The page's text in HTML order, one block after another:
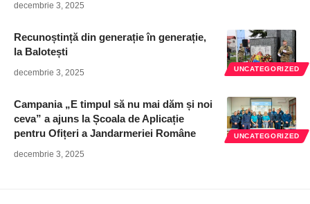
decembrie 3, 2025
UNCATEGORIZED
Recunoștință din generație în generație,
la Balotești
decembrie 3, 2025
UNCATEGORIZED
Campania „E timpul să nu mai dăm și noi
ceva” a ajuns la Școala de Aplicație
pentru Ofițeri a Jandarmeriei Române
decembrie 3, 2025